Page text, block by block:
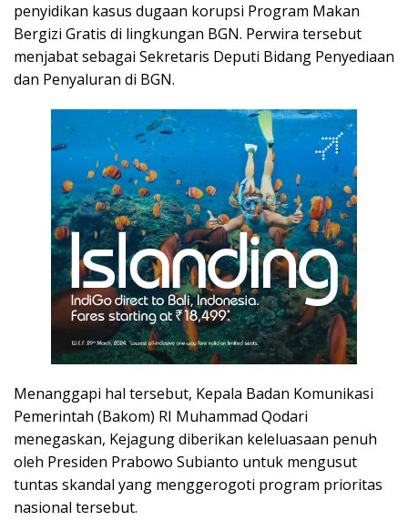
penyidikan kasus dugaan korupsi Program Makan
Bergizi Gratis di lingkungan BGN. Perwira tersebut
menjabat sebagai Sekretaris Deputi Bidang Penyediaan
dan Penyaluran di BGN.
Menanggapi hal tersebut, Kepala Badan Komunikasi
Pemerintah (Bakom) RI Muhammad Qodari
menegaskan, Kejagung diberikan keleluasaan penuh
oleh Presiden Prabowo Subianto untuk mengusut
tuntas skandal yang menggerogoti program prioritas
nasional tersebut.